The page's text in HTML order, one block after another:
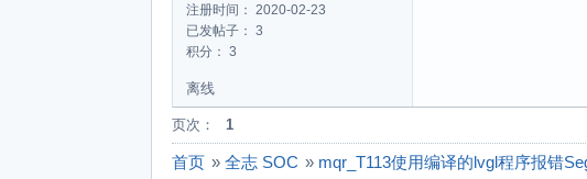
注册时间： 2020-02-23
已发帖子： 3
积分： 3
离线
页次： 1
首页 » 全志 SOC » mqr_T113使用编译的lvgl程序报错